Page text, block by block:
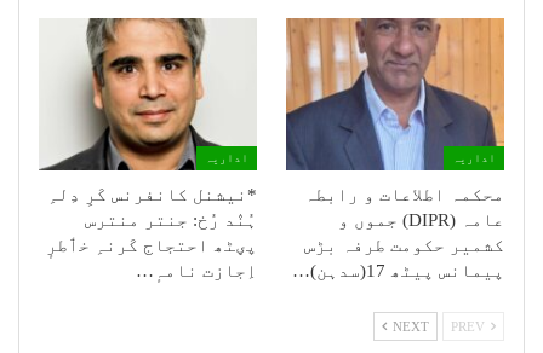
اداریہ
محکمہ اطلاعات و رابطہ
عامہ (DIPR) جموں و
کشمیر حکومت طرفہ بڑس
پیمانس پیٹھ 17(سدہن)…
اداریہ
*نیشنل کانفرنس کَرِ دِلہِ
ہُنٛد رُخ: جنتر منترس
پؠٹھ احتجاج کَرنہِ خٲطرٕ
اِجازت نامہٕ…
NEXT